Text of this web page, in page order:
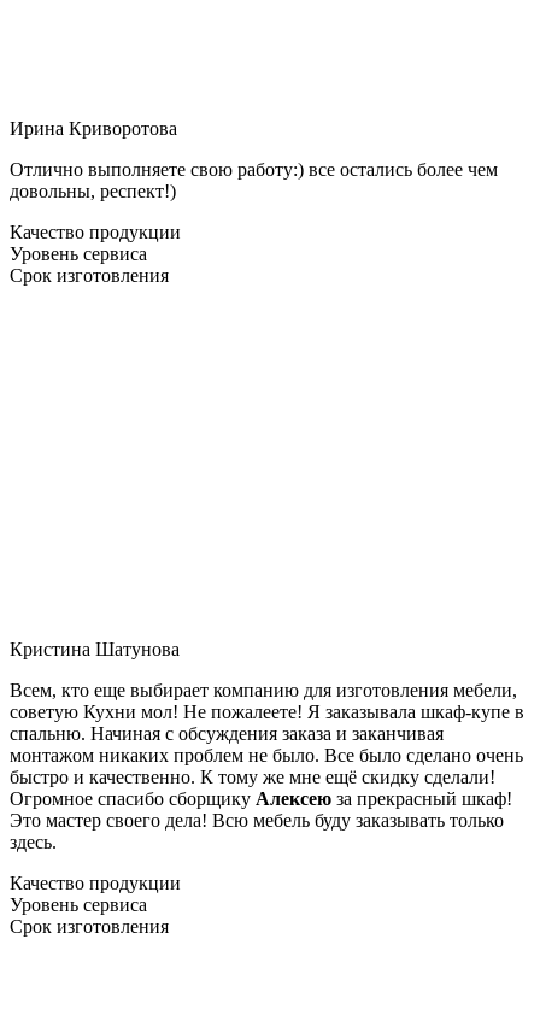
Ирина Криворотова
Отлично выполняете свою работу:) все остались более чем
довольны, респект!)
Качество продукции
Уровень сервиса
Срок изготовления
Кристина Шатунова
Всем, кто еще выбирает компанию для изготовления мебели,
советую Кухни мол! Не пожалеете! Я заказывала шкаф-купе в
спальню. Начиная с обсуждения заказа и заканчивая
монтажом никаких проблем не было. Все было сделано очень
быстро и качественно. К тому же мне ещё скидку сделали!
Огромное спасибо сборщику Алексею за прекрасный шкаф!
Это мастер своего дела! Всю мебель буду заказывать только
здесь.
Качество продукции
Уровень сервиса
Срок изготовления